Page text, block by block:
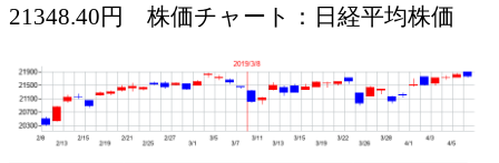
21348.40円 株価チャート：日経平均株価